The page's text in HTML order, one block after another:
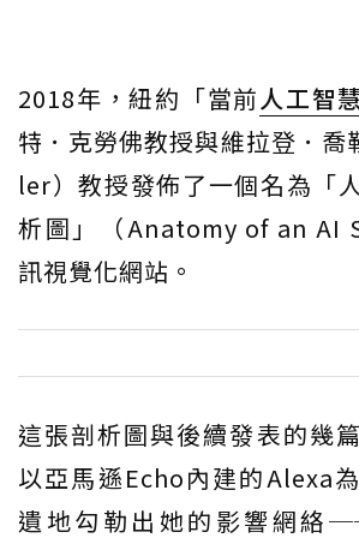
2018年，紐約「當前人工智
特．克勞佛教授與維拉登．
ler）教授發佈了一個名為「
析圖」（Anatomy of an AI
訊視覺化網站。
這張剖析圖與後續發表的幾
以亞馬遜Echo內建的Alexa
遺地勾勒出她的影響網絡